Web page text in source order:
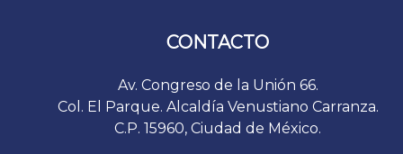
CONTACTO
Av. Congreso de la Unión 66.
Col. El Parque. Alcaldía Venustiano Carranza.
C.P. 15960, Ciudad de México.